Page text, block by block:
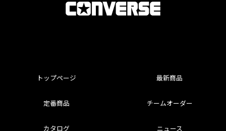
トップページ 最新商品
定番商品 チームオーダー
カタログ ニュース